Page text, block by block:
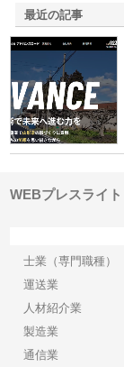
最近の記事
WEBプレスライト
士業（専門職種）
運送業
人材紹介業
製造業
通信業